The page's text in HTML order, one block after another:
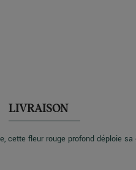
LIVRAISON
cette fleur rouge profond déploie